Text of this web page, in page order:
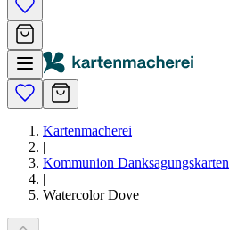
Kartenmacherei
|
Kommunion Danksagungskarten
|
Watercolor Dove